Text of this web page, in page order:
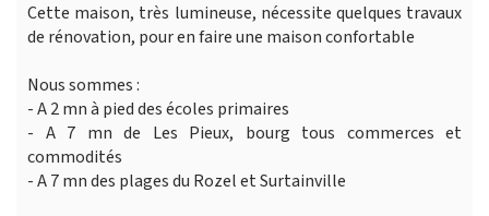
Cette maison, très lumineuse, nécessite quelques travaux
de rénovation, pour en faire une maison confortable
Nous sommes :
- A 2 mn à pied des écoles primaires
- A 7 mn de Les Pieux, bourg tous commerces et
commodités
- A 7 mn des plages du Rozel et Surtainville